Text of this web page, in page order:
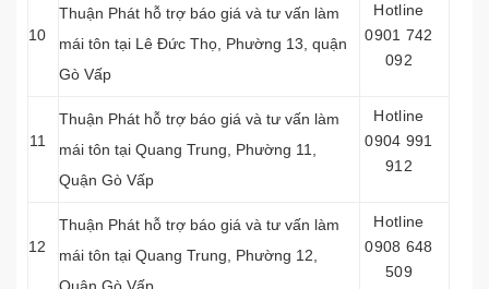
10
Thuận Phát hỗ trợ báo giá và tư vấn làm
mái tôn tại Lê Đức Thọ, Phường 13, quận
Gò Vấp
Hotline
0901 742
092
11
Thuận Phát hỗ trợ báo giá và tư vấn làm
mái tôn tại Quang Trung, Phường 11,
Quận Gò Vấp
Hotline
0904 991
912
12
Thuận Phát hỗ trợ báo giá và tư vấn làm
mái tôn tại Quang Trung, Phường 12,
Hotline
0908 648
509